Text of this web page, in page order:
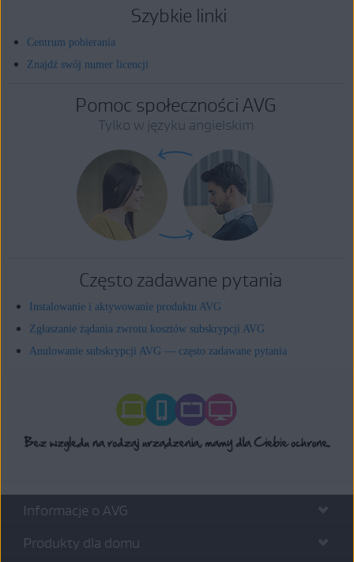
Szybkie linki
Centrum pobierania
Znajdź swój numer licencji
Pomoc społeczności AVG
Tylko w języku angielskim
Często zadawane pytania
Instalowanie i aktywowanie produktu AVG
Zgłaszanie żądania zwrotu kosztów subskrypcji AVG
Anulowanie subskrypcji AVG — często zadawane pytania
Informacje o AVG
Produkty dla domu